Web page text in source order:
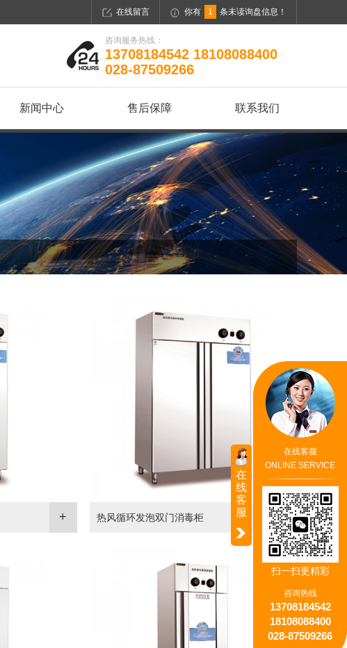
在
线
客
服
在线客服
ONLINE SERVICE
扫一扫更精彩
咨询热线
13708184542
18108088400
028-87509266
你有 1 条未读询盘信息！
在线留言
咨询服务热线：
13708184542 18108088400
028-87509266
新闻中心 售后保障 联系我们
热风循环发泡双门消毒柜